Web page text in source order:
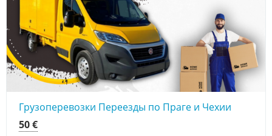
Грузоперевозки Переезды по Праге и Чехии
50 €